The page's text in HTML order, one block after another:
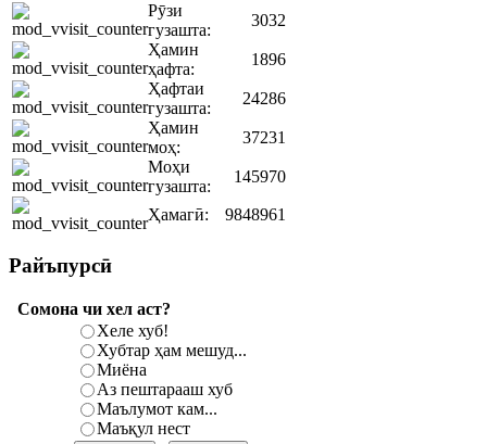
Рӯзи
гузашта:
3032
Ҳамин
ҳафта:
1896
Ҳафтаи
гузашта:
24286
Ҳамин
моҳ:
37231
Моҳи
гузашта:
145970
Ҳамагӣ: 9848961
Райъпурсӣ
Сомона чи хел аст?
Хеле хуб!
Хубтар ҳам мешуд...
Миёна
Аз пештарааш хуб
Маълумот кам...
Маъқул нест